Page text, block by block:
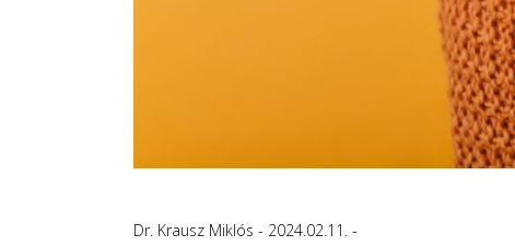
Dr. Krausz Miklós 2024.02.11.